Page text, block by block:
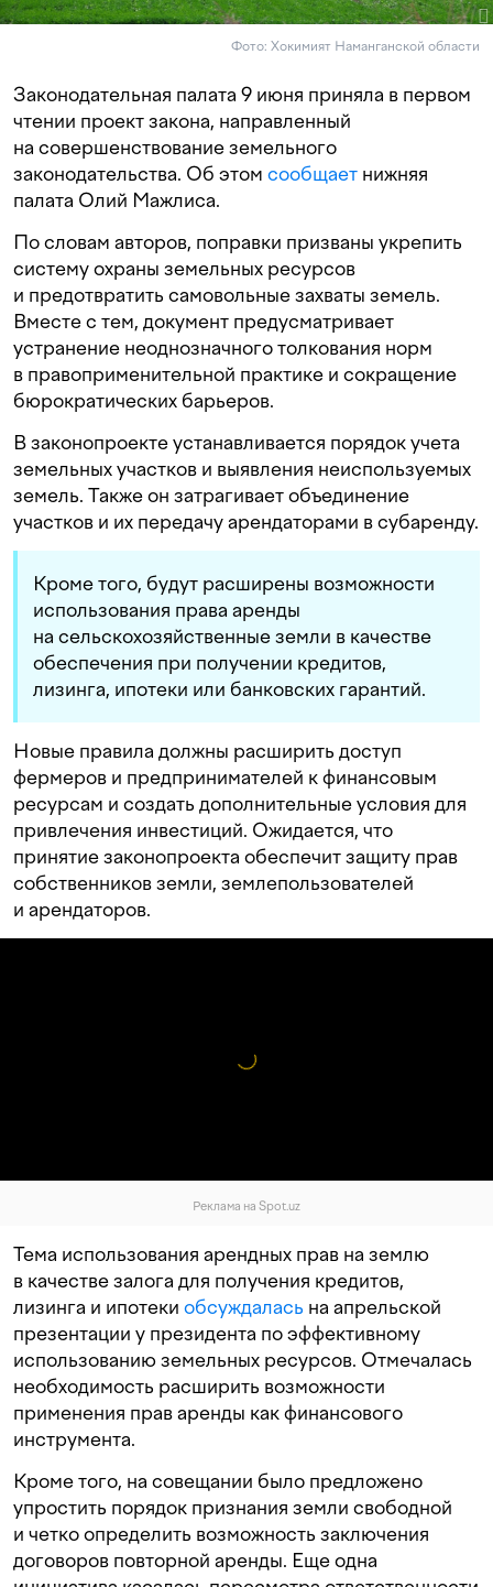
Фото: Хокимият Наманганской области
Законодательная палата 9 июня приняла в первом
чтении проект закона, направленный
на совершенствование земельного
законодательства. Об этом сообщает нижняя
палата Олий Мажлиса.
По словам авторов, поправки призваны укрепить
систему охраны земельных ресурсов
и предотвратить самовольные захваты земель.
Вместе с тем, документ предусматривает
устранение неоднозначного толкования норм
в правоприменительной практике и сокращение
бюрократических барьеров.
В законопроекте устанавливается порядок учета
земельных участков и выявления неиспользуемых
земель. Также он затрагивает объединение
участков и их передачу арендаторами в субаренду.
Кроме того, будут расширены возможности
использования права аренды
на сельскохозяйственные земли в качестве
обеспечения при получении кредитов,
лизинга, ипотеки или банковских гарантий.
Новые правила должны расширить доступ
фермеров и предпринимателей к финансовым
ресурсам и создать дополнительные условия для
привлечения инвестиций. Ожидается, что
принятие законопроекта обеспечит защиту прав
собственников земли, землепользователей
и арендаторов.
Реклама на Spot.uz
Тема использования арендных прав на землю
в качестве залога для получения кредитов,
лизинга и ипотеки обсуждалась на апрельской
презентации у президента по эффективному
использованию земельных ресурсов. Отмечалась
необходимость расширить возможности
применения прав аренды как финансового
инструмента.
Кроме того, на совещании было предложено
упростить порядок признания земли свободной
и четко определить возможность заключения
договоров повторной аренды. Еще одна